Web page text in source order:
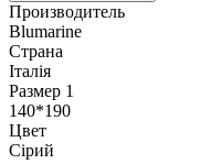
Производитель
Blumarine
Страна
Італія
Размер 1
140*190
Цвет
Сірий